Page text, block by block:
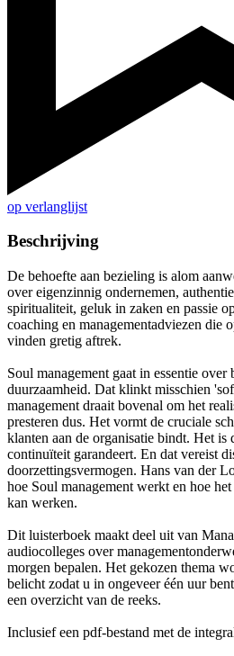
op verlanglijst
Beschrijving
De behoefte aan bezieling is alom
over eigenzinnig ondernemen,
spiritualiteit, geluk in zaken en passie
coaching en managementadviezen die
vinden gretig aftrek.
Soul management gaat in essentie
duurzaamheid. Dat klinkt misschien
management draait bovenal om het
presteren dus. Het vormt de cruciale
klanten aan de organisatie bindt. Het is
continuïteit garandeert. En dat vereist
doorzettingsvermogen. Hans van der
hoe Soul management werkt en hoe
kan werken.
Dit luisterboek maakt deel uit van
audiocolleges over
morgen bepalen. Het gekozen thema
belicht zodat u in ongeveer één uur
een overzicht van de reeks.
Inclusief een pdf-bestand met de